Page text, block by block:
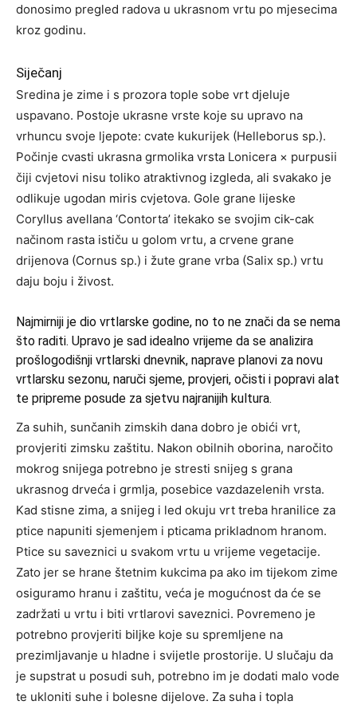
donosimo pregled radova u ukrasnom vrtu po mjesecima
kroz godinu.
Siječanj
Sredina je zime i s prozora tople sobe vrt djeluje
uspavano. Postoje ukrasne vrste koje su upravo na
vrhuncu svoje ljepote: cvate kukurijek (Helleborus sp.).
Počinje cvasti ukrasna grmolika vrsta Lonicera × purpusii
čiji cvjetovi nisu toliko atraktivnog izgleda, ali svakako je
odlikuje ugodan miris cvjetova. Gole grane lijeske
Coryllus avellana ‘Contorta’ itekako se svojim cik-cak
načinom rasta ističu u golom vrtu, a crvene grane
drijenova (Cornus sp.) i žute grane vrba (Salix sp.) vrtu
daju boju i živost.
Najmirniji je dio vrtlarske godine, no to ne znači da se nema
što raditi. Upravo je sad idealno vrijeme da se analizira
prošlogodišnji vrtlarski dnevnik, naprave planovi za novu
vrtlarsku sezonu, naruči sjeme, provjeri, očisti i popravi alat
te pripreme posude za sjetvu najranijih kultura.
Za suhih, sunčanih zimskih dana dobro je obići vrt,
provjeriti zimsku zaštitu. Nakon obilnih oborina, naročito
mokrog snijega potrebno je stresti snijeg s grana
ukrasnog drveća i grmlja, posebice vazdazelenih vrsta.
Kad stisne zima, a snijeg i led okuju vrt treba hranilice za
ptice napuniti sjemenjem i pticama prikladnom hranom.
Ptice su saveznici u svakom vrtu u vrijeme vegetacije.
Zato jer se hrane štetnim kukcima pa ako im tijekom zime
osiguramo hranu i zaštitu, veća je mogućnost da će se
zadržati u vrtu i biti vrtlarovi saveznici. Povremeno je
potrebno provjeriti biljke koje su spremljene na
prezimljavanje u hladne i svijetle prostorije. U slučaju da
je supstrat u posudi suh, potrebno im je dodati malo vode
te ukloniti suhe i bolesne dijelove. Za suha i topla